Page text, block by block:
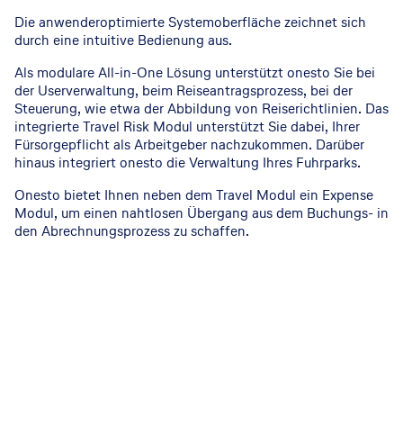
Die anwenderoptimierte Systemoberfläche zeichnet sich
durch eine intuitive Bedienung aus.
Als modulare All-in-One Lösung unterstützt onesto Sie bei
der Userverwaltung, beim Reiseantragsprozess, bei der
Steuerung, wie etwa der Abbildung von Reiserichtlinien. Das
integrierte Travel Risk Modul unterstützt Sie dabei, Ihrer
Fürsorgepflicht als Arbeitgeber nachzukommen. Darüber
hinaus integriert onesto die Verwaltung Ihres Fuhrparks.
Onesto bietet Ihnen neben dem Travel Modul ein Expense
Modul, um einen nahtlosen Übergang aus dem Buchungs- in
den Abrechnungsprozess zu schaffen.